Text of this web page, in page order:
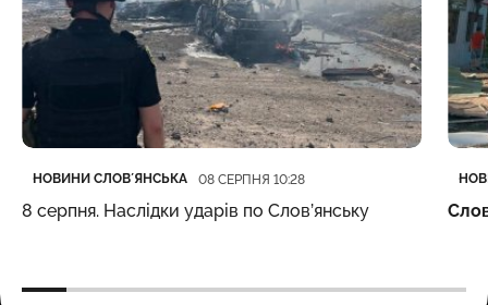
Категорія
НОВИНИ СЛОВʼЯНСЬКА
Дата публікації 08 СЕРПНЯ 10:28
8 серпня. Наслідки ударів по Слов’янську